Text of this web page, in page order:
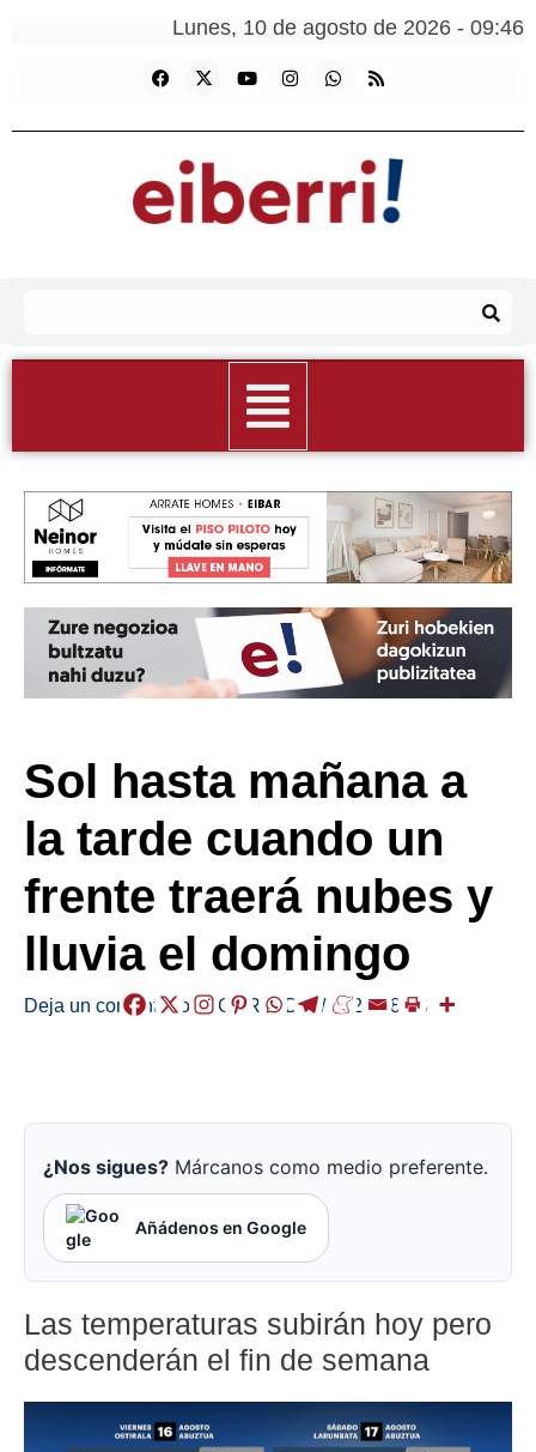
Lunes, 10 de agosto de 2026 - 09:46
Sol hasta mañana a
la tarde cuando un
frente traerá nubes y
lluvia el domingo
Deja un comentario /EGURALDIA/ 2024-08-16
¿Nos sigues? Márcanos como medio preferente.
Añádenos en Google
Las temperaturas subirán hoy pero
descenderán el fin de semana